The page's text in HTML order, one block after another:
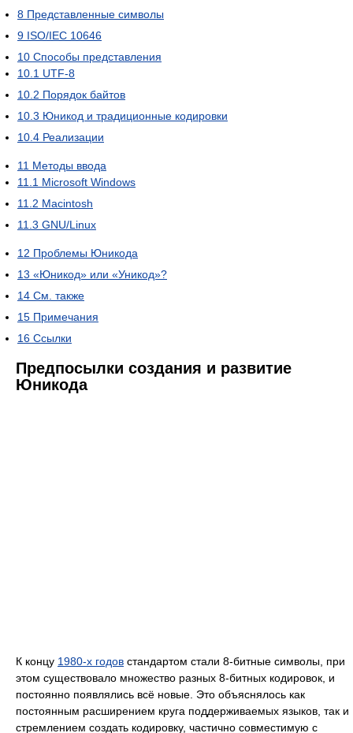
8 Представленные символы
9 ISO/IEC 10646
10 Способы представления
10.1 UTF-8
10.2 Порядок байтов
10.3 Юникод и традиционные кодировки
10.4 Реализации
11 Методы ввода
11.1 Microsoft Windows
11.2 Macintosh
11.3 GNU/Linux
12 Проблемы Юникода
13 «Юникод» или «Уникод»?
14 См. также
15 Примечания
16 Ссылки
Предпосылки создания и развитие
Юникода
К концу 1980-х годов стандартом стали 8-битные символы, при
этом существовало множество разных 8-битных кодировок, и
постоянно появлялись всё новые. Это объяснялось как
постоянным расширением круга поддерживаемых языков, так и
стремлением создать кодировку, частично совместимую с